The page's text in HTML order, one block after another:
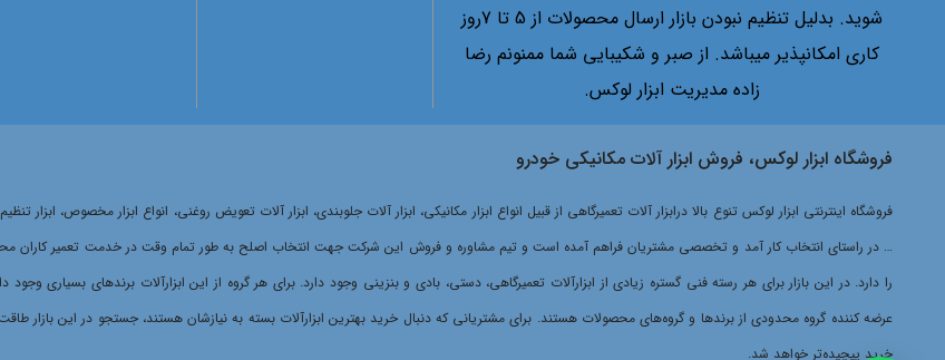
ایران پتک
ایران صنعت
اینگو
باس
بتا
شوید. بدلیل تنظیم نبودن بازار ارسال محصولات از 5 تا 7روز
کاری امکانپذیر میباشد. از صبر و شکیبایی شما ممنونم رضا
زاده مدیریت ابزار لوکس.
فروشگاه ابزار لوکس، فروش ابزار آلات مکانیکی خودرو
فروشگاه اینترنتی ابزار لوکس تنوع بالا درابزار آلات تعمیرگاهی از قبیل انواع ابزار مکانیکی، ابزار آلات جلوبندی، ابزار آلات تعویض روغنی، انواع ابزار
… در راستای انتخاب کار آمد و تخصصی مشتریان فراهم آمده است و تیم مشاوره و فروش این شرکت جهت انتخاب اصلح به طور تمام وقت در خدمت تعمیر کاران محترم
را دارد. در این بازار برای هر رسته فنی گستره زیادی از ابزارآلات تعمیرگاهی، دستی، بادی و بنزینی وجود دارد. برای هر گروه از این ابزارآلات برندهای بسیاری
عرضه کننده گروه محدودی از برندها و گروه‌های محصولات هستند. برای مشتریانی که دنبال خرید بهترین ابزارآلات بسته به نیازشان هستند، جستجو در این بازار
خرید پیچیده‌تر خواهد شد.